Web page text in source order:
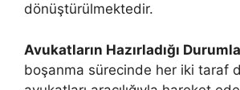
dönüştürülmektedir.
Avukatların Hazırladığı
boşanma sürecinde her iki taraf